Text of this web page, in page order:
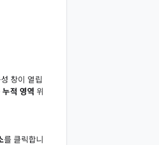
창이 열립
누적 영역 위
를 클릭합니